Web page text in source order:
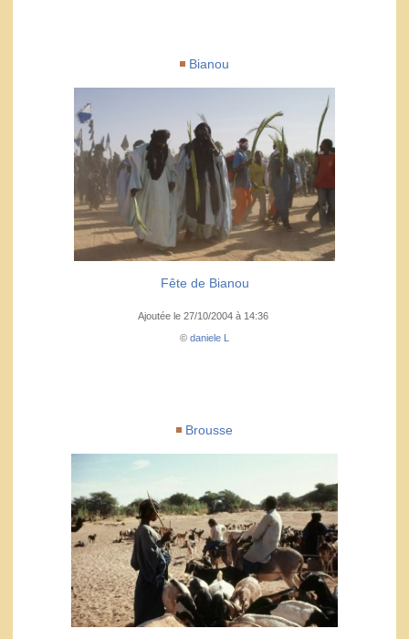
Bianou
Fête de Bianou
Ajoutée le 27/10/2004 à 14:36
© daniele L
Brousse